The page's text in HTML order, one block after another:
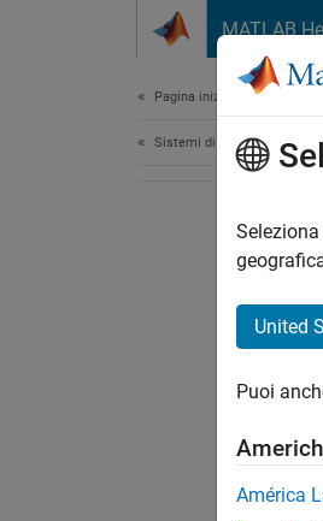
MATLAB
Pagina iniziale della
Sistemi di controllo
United
Puoi
América